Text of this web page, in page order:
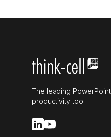
The leading PowerPoint
productivity tool